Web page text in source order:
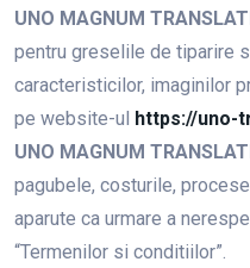
UNO MAGNUM
pentru greselile de tiparire
caracteristicilor, imaginilor
pe website-ul https://uno-
UNO MAGNUM
pagubele, costurile,
aparute ca urmare a
“Termenilor si conditiilor”.